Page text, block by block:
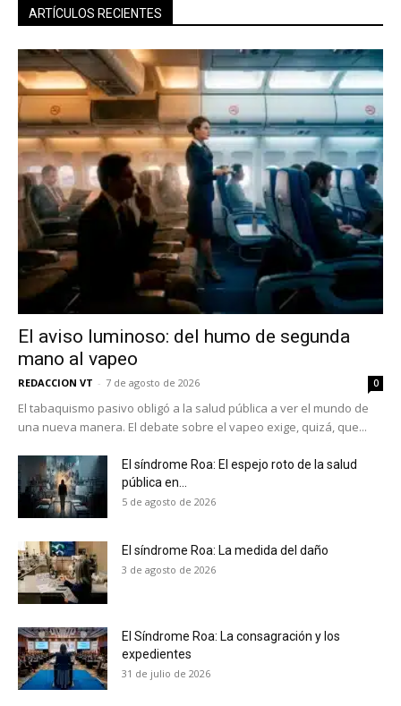
No te pierdas de las
últimas noticias
Suscríbete a nuestro boletín diario y
recibe todas las noticias del vapeo y la
electrónico.
Subscribe to our daily clipping and
ARTÍCULOS RECIENTES
El aviso luminoso: del humo de segunda
mano al vapeo
REDACCION VT - 7 de agosto de 2026 0
El tabaquismo pasivo obligó a la salud pública a ver el mundo de
una nueva manera. El debate sobre el vapeo exige, quizá, que...
El síndrome Roa: El espejo roto de la salud
pública en...
5 de agosto de 2026
El síndrome Roa: La medida del daño
3 de agosto de 2026
El Síndrome Roa: La consagración y los
expedientes
31 de julio de 2026